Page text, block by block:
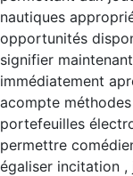
nautiques
opportunités
signifier
immédiatement
acompte
portefeuilles
permettre
égaliser incitation